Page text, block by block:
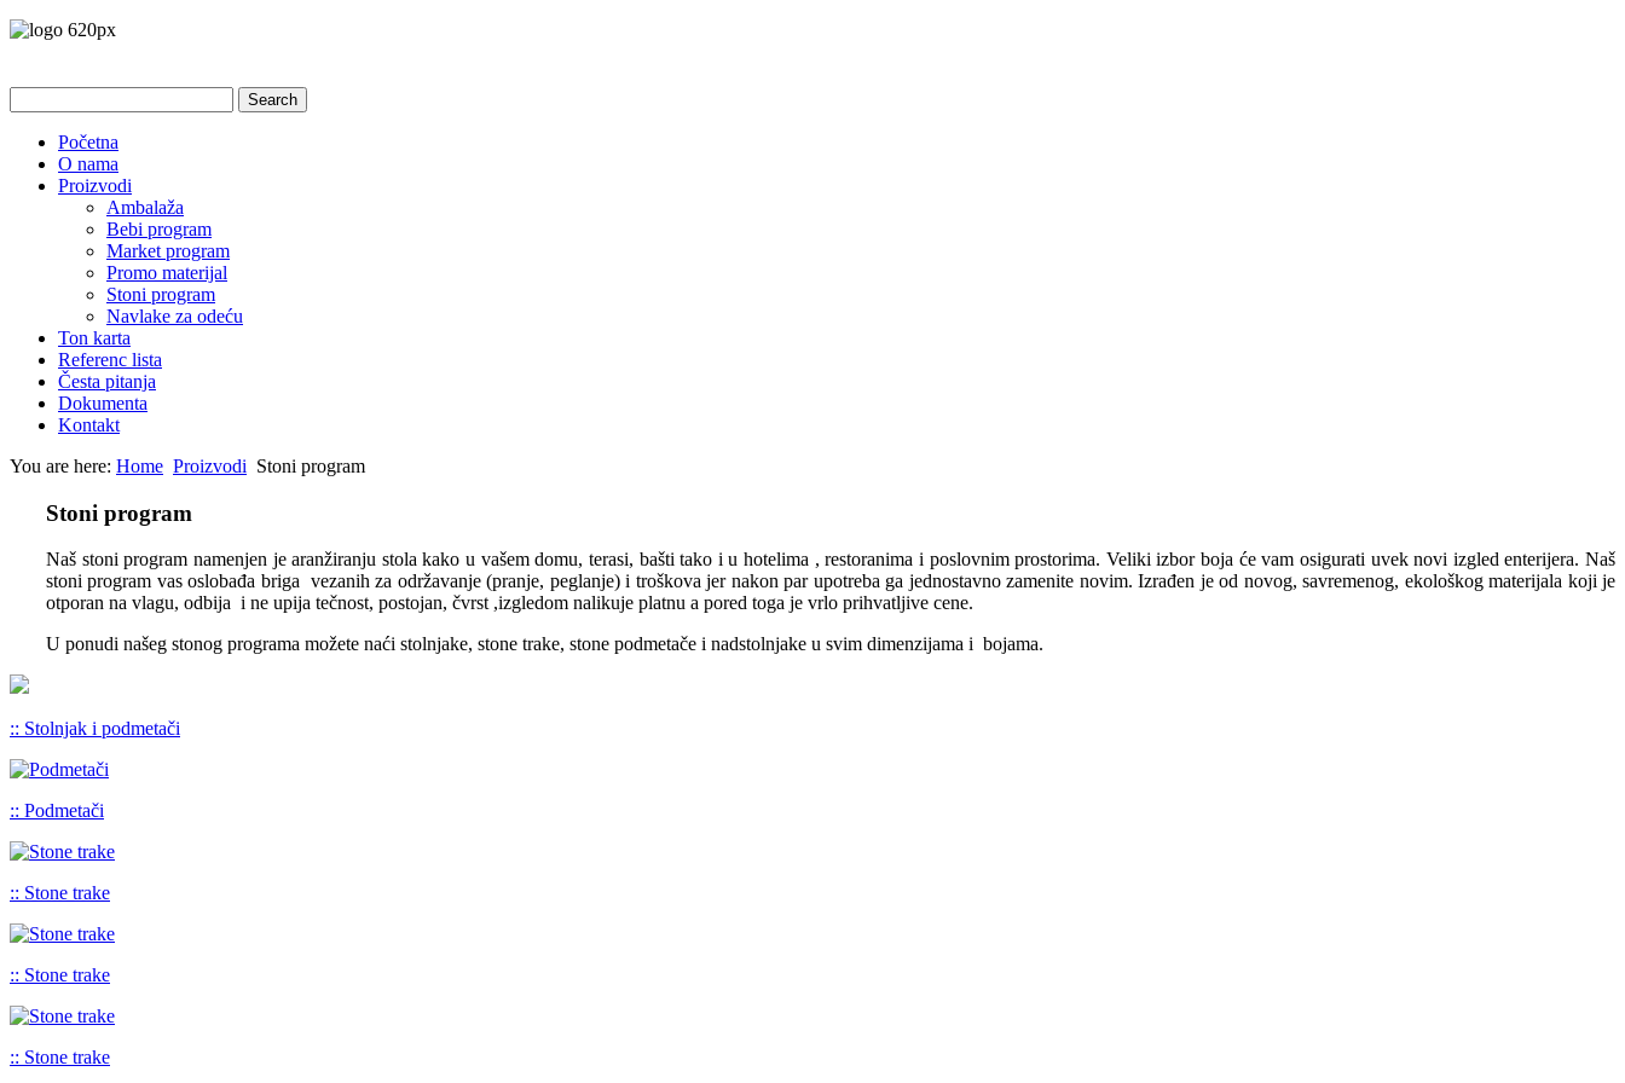
Početna
O nama
Proizvodi
Ambalaža
Bebi program
Market program
Promo materijal
Stoni program
Navlake za odeću
Ton karta
Referenc lista
Česta pitanja
Dokumenta
Kontakt
You are here: Home Proizvodi Stoni program
Stoni program
Naš stoni program namenjen je aranžiranju stola kako u vašem domu, terasi, bašti tako i u hotelima , restoranima i poslovnim prostorima. Veliki izbor boja će vam osigurati uvek novi izgled enterijera. Naš
stoni program vas oslobađa briga vezanih za održavanje (pranje, peglanje) i troškova jer nakon par upotreba ga jednostavno zamenite novim. Izrađen je od novog, savremenog, ekološkog materijala koji je
otporan na vlagu, odbija i ne upija tečnost, postojan, čvrst ,izgledom nalikuje platnu a pored toga je vrlo prihvatljive cene.
U ponudi našeg stonog programa možete naći stolnjake, stone trake, stone podmetače i nadstolnjake u svim dimenzijama i bojama.
:: Stolnjak i podmetači
:: Podmetači
:: Stone trake
:: Stone trake
:: Stone trake